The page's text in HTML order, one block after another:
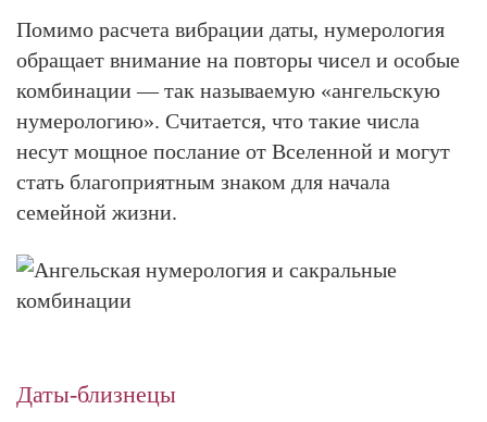
Помимо расчета вибрации даты, нумерология
обращает внимание на повторы чисел и особые
комбинации — так называемую «ангельскую
нумерологию». Считается, что такие числа
несут мощное послание от Вселенной и могут
стать благоприятным знаком для начала
семейной жизни.
Даты-близнецы